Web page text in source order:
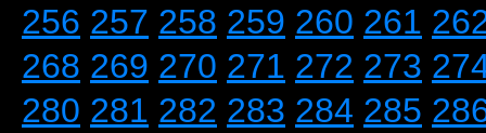
256 257 258 259 260 261
268 269 270 271 272 273
280 281 282 283 284 285